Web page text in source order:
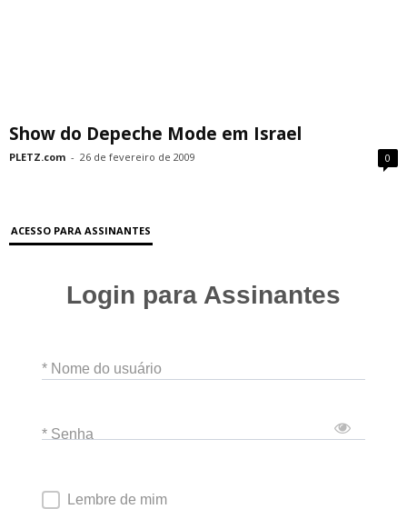
Show do Depeche Mode em Israel
PLETZ.com - 26 de fevereiro de 2009 0
ACESSO PARA ASSINANTES
Login para Assinantes
* Nome do usuário
* Senha
Lembre de mim